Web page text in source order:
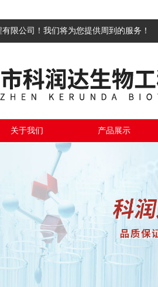
限公司！我们将为您提供周到的服务！
关于我们 产品展示